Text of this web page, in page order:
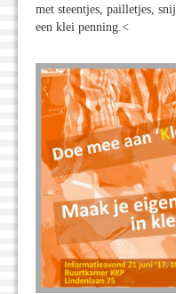
met steentjes, pailletjes,
een klei penning.<